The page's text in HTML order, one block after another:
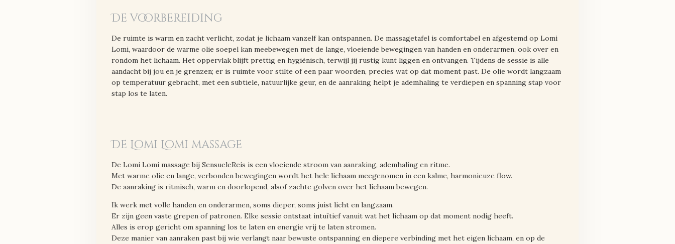
De voorbereiding
De ruimte is warm en zacht verlicht, zodat je lichaam vanzelf kan ontspannen. De massagetafel is comfortabel en afgestemd op Lomi
Lomi, waardoor de warme olie soepel kan meebewegen met de lange, vloeiende bewegingen van handen en onderarmen, ook over en
rondom het lichaam. Het oppervlak blijft prettig en hygiënisch, terwijl jij rustig kunt liggen en ontvangen. Tijdens de sessie is alle
aandacht bij jou en je grenzen; er is ruimte voor stilte of een paar woorden, precies wat op dat moment past. De olie wordt langzaam
op temperatuur gebracht, met een subtiele, natuurlijke geur, en de aanraking helpt je ademhaling te verdiepen en spanning stap voor
stap los te laten.
De Lomi Lomi massage
De Lomi Lomi massage bij SensueleReis is een vloeiende stroom van aanraking, ademhaling en ritme.
Met warme olie en lange, verbonden bewegingen wordt het hele lichaam meegenomen in een kalme, harmonieuze flow.
De aanraking is ritmisch, warm en doorlopend, alsof zachte golven over het lichaam bewegen.
Ik werk met volle handen en onderarmen, soms dieper, soms juist licht en langzaam.
Er zijn geen vaste grepen of patronen. Elke sessie ontstaat intuïtief vanuit wat het lichaam op dat moment nodig heeft.
Alles is erop gericht om spanning los te laten en energie vrij te laten stromen.
Deze manier van aanraken past bij wie verlangt naar bewuste ontspanning en diepere verbinding met het eigen lichaam, en op de